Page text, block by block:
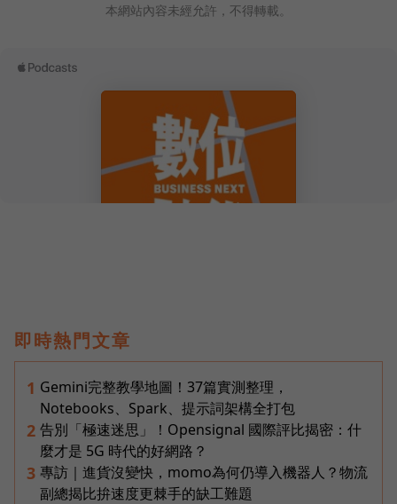
本網站內容未經允許，不得轉載。
即時熱門文章
1 Gemini完整教學地圖！37篇實測整理，
Notebooks、Spark、提示詞架構全打包
2 告別「極速迷思」！Opensignal 國際評比揭密：什
麼才是 5G 時代的好網路？
3 專訪｜進貨沒變快，momo為何仍導入機器人？物流
副總揭比拚速度更棘手的缺工難題